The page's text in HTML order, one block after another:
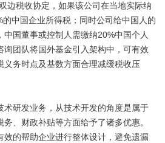
边税收协定，如果该公司在当地实际纳
中国企业所得税；同时公司给中国人的
国董事或控制人需缴纳20%中国个人
询团队将国外基金引入架构中，可有效
义务时点及基数方面合理减缓税收压
术研发业务，从技术开发的角度是属于
、财政补贴等方面给予了诸多优惠。
效的帮助企业进行整体设计，避免遗漏